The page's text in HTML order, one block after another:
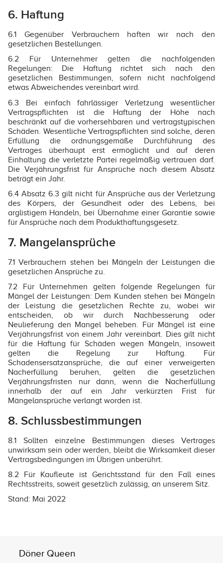
6. Haftung
6.1 Gegenüber Verbrauchern haften wir nach den
gesetzlichen Bestellungen.
6.2 Für Unternehmer gelten die nachfolgenden
Regelungen: Die Haftung richtet sich nach den
gesetzlichen Bestimmungen, sofern nicht nachfolgend
etwas Abweichendes vereinbart wird.
6.3 Bei einfach fahrlässiger Verletzung wesentlicher
Vertragspflichten ist die Haftung der Höhe nach
beschränkt auf die vorhersehbaren und vertragstypischen
Schäden. Wesentliche Vertragspflichten sind solche, deren
Erfüllung die ordnungsgemäße Durchführung des
Vertrages überhaupt erst ermöglicht und auf deren
Einhaltung die verletzte Partei regelmäßig vertrauen darf.
Die Verjährungsfrist für Ansprüche nach diesem Absatz
beträgt ein Jahr.
6.4 Absatz 6.3 gilt nicht für Ansprüche aus der Verletzung
des Körpers, der Gesundheit oder des Lebens, bei
arglistigem Handeln, bei Übernahme einer Garantie sowie
für Ansprüche nach dem Produkthaftungsgesetz.
7. Mangelansprüche
7.1 Verbrauchern stehen bei Mängeln der Leistungen die
gesetzlichen Ansprüche zu.
7.2 Für Unternehmen gelten folgende Regelungen für
Mängel der Leistungen: Dem Kunden stehen bei Mängeln
der Leistung die gesetzlichen Rechte zu, wobei wir
entscheiden, ob wir durch Nachbesserung oder
Neulieferung den Mangel beheben. Für Mängel ist eine
Verjährungsfrist von einem Jahr vereinbart. Dies gilt nicht
für die Haftung für Schäden wegen Mängeln, insoweit
gelten die Regelung zur Haftung. Für
Schadensersatzansprüche, die auf einer verweigerten
Nacherfüllung beruhen, gelten die gesetzlichen
Verjährungsfristen nur dann, wenn die Nacherfüllung
innerhalb der auf ein Jahr verkürzten Frist für
Mängelansprüche verlangt worden ist.
8. Schlussbestimmungen
8.1 Sollten einzelne Bestimmungen dieses Vertrages
unwirksam sein oder werden, bleibt die Wirksamkeit dieser
Vertragsbedingungen im Übrigen unberührt.
8.2 Für Kaufleute ist Gerichtsstand für den Fall eines
Rechtsstreits, soweit gesetzlich zulässig, an unserem Sitz.
Stand: Mai 2022
Döner Queen